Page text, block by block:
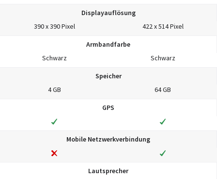
Displayauflösung
390 x 390 Pixel
422 x 514 Pixel
Armbandfarbe
Schwarz
Schwarz
Speicher
4 GB
64 GB
GPS
Mobile Netzwerkverbindung
Lautsprecher